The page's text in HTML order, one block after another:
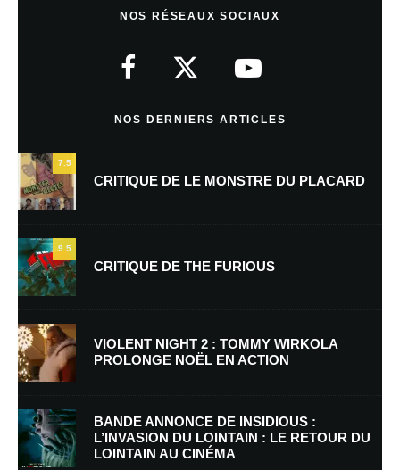
NOS RÉSEAUX SOCIAUX
NOS DERNIERS ARTICLES
7.5
CRITIQUE DE LE MONSTRE DU PLACARD
9.5
CRITIQUE DE THE FURIOUS
VIOLENT NIGHT 2 : TOMMY WIRKOLA
PROLONGE NOËL EN ACTION
BANDE ANNONCE DE INSIDIOUS :
L’INVASION DU LOINTAIN : LE RETOUR DU
LOINTAIN AU CINÉMA